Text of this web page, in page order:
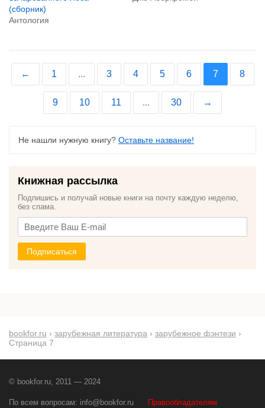
(сборник)
Антология
← 1 ... 3 4 5 6 7 8
9 10 11 ... 30 →
Не нашли нужную книгу? Оставьте название!
Книжная рассылка
Подпишись и получай новые книги на почту каждую неделю,
без спама.
Подписаться
bookfor.ru › зарубежная литература › зарубежное фэнтези ›
Страница 7
© bookfor.ru, 2011 — 2024
По всем вопросам: info@bookfor.ru Правообладателям